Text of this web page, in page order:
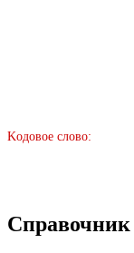
Kодовое слово:
Справочник